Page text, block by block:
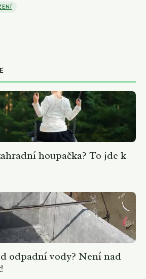
houpačka? To jde k
odpadní vody? Není nad